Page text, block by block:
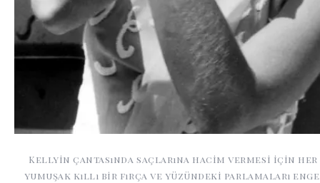
Kellyin çantasında saçlarına hacim vermesi için her
yumuşak kıllı bir fırça ve yüzündeki parlamaları